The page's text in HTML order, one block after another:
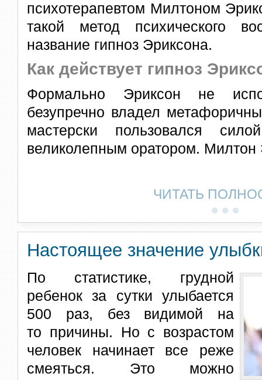
психотерапевтом Милтоном
такой метод психического
название гипноз Эриксона.
Как действует гипноз
Формально Эриксон не
безупречно владел
мастерски пользовался
великолепным оратором. Милтон
ЧИТАТЬ
Настоящее значение
По статистике, грудной
ребенок за сутки улыбается
500 раз, без видимой на
то причины. Но с возрастом
человек начинает все реже
смеяться. Это можно